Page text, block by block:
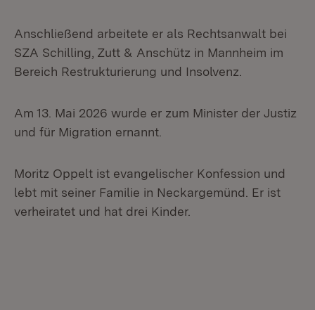
Anschließend arbeitete er als Rechtsanwalt bei
SZA Schilling, Zutt & Anschütz in Mannheim im
Bereich Restrukturierung und Insolvenz.
Am 13. Mai 2026 wurde er zum Minister der Justiz
und für Migration ernannt.
Moritz Oppelt ist evangelischer Konfession und
lebt mit seiner Familie in Neckargemünd. Er ist
verheiratet und hat drei Kinder.